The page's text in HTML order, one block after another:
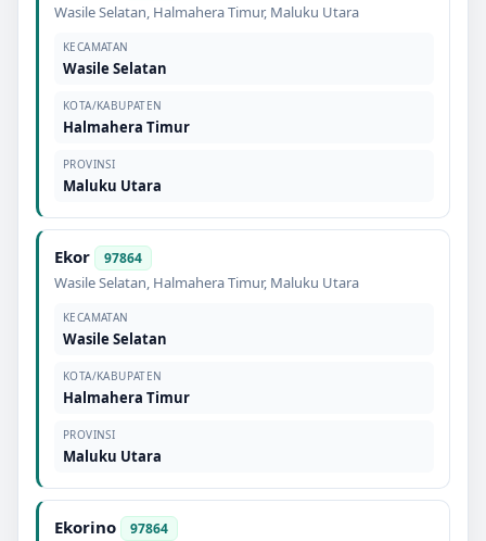
Wasile Selatan, Halmahera Timur, Maluku Utara
KECAMATAN
Wasile Selatan
KOTA/KABUPATEN
Halmahera Timur
PROVINSI
Maluku Utara
Ekor 97864
Wasile Selatan, Halmahera Timur, Maluku Utara
KECAMATAN
Wasile Selatan
KOTA/KABUPATEN
Halmahera Timur
PROVINSI
Maluku Utara
Ekorino 97864